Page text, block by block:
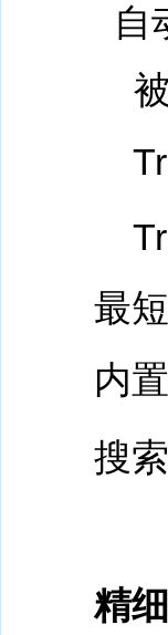
自
被
最
内
搜
精